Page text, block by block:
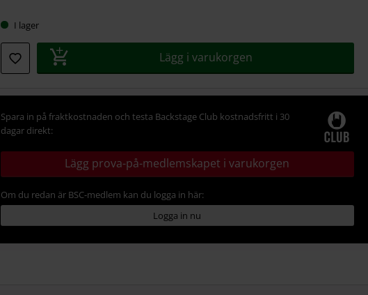
I lager
Lägg i varukorgen
Spara in på fraktkostnaden och testa Backstage Club kostnadsfritt i 30
dagar direkt:
Lägg prova-på-medlemskapet i varukorgen
Om du redan är BSC-medlem kan du logga in här:
Logga in nu